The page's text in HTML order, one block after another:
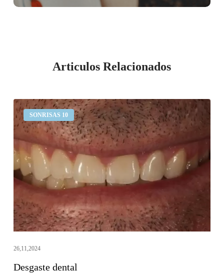
Articulos Relacionados
SONRISAS 10
Desgaste
dental
26,11,2024
Desgaste dental